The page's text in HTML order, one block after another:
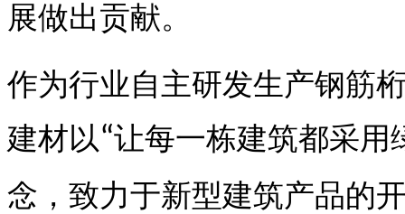
展做出贡献。
作为行业自主研发生产钢筋
建材以“让每一栋建筑都采用
念，致力于新型建筑产品的